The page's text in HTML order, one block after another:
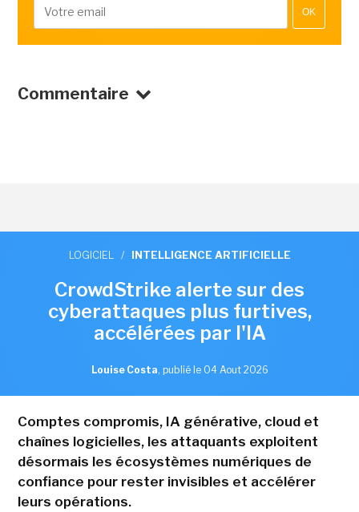
OK
Commentaire
LOGICIEL / INTELLIGENCE ARTIFICIELLE
CrowdStrike alerte sur des
cyberattaques plus furtives,
accélérées par l'IA
Louise Costa, publié le 04 Aout 2026
Comptes compromis, IA générative, cloud et
chaînes logicielles, les attaquants exploitent
désormais les écosystèmes numériques de
confiance pour rester invisibles et accélérer
leurs opérations.